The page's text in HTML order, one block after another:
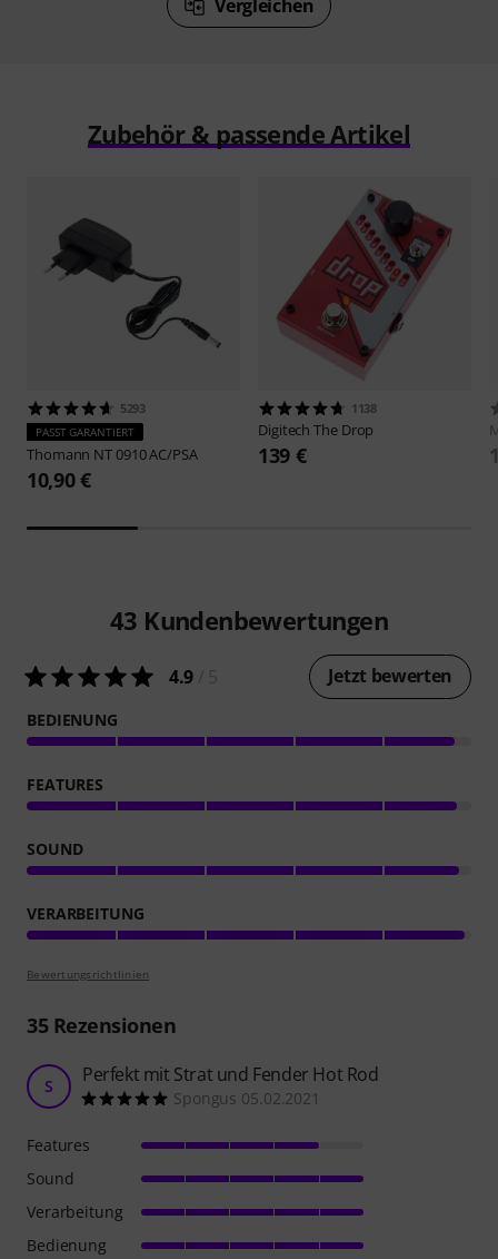
Vergleichen
Zubehör & passende Artikel
5293
PASST GARANTIERT
Thomann NT 0910 AC/PSA
10,90 €
1138
DigitechThe Drop
139 €
43 Kundenbewertungen
4.9 Jetzt bewerten
BEDIENUNG
FEATURES
SOUND
VERARBEITUNG
Bewertungsrichtlinien
35Rezensionen
S Perfekt mit Strat und Fender Hot Rod
Spongus 05.02.2021
Features
Sound
Verarbeitung
Bedienung